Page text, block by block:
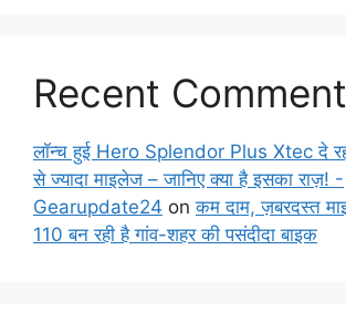
Recent
लॉन्च हुई Hero Splendor Plus Xtec दे
से ज्यादा माइलेज – जानिए क्या है इसका राज़! -
Gearupdate24 onकम दाम, ज़बरदस्त
110 बन रही है गांव-शहर की पसंदीदा बाइक